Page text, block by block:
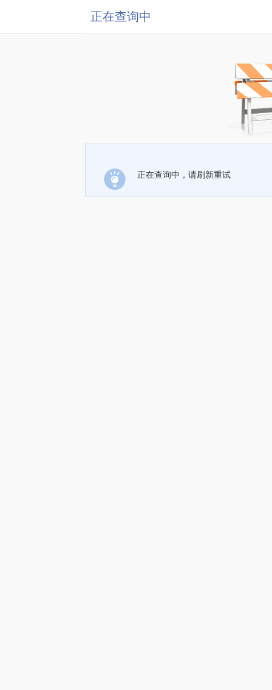
正在查询中
正在查询中，请刷新重试